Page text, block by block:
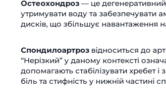
Остеохондроз — це
утримувати воду та забезпечувати
дисків, що збільшує навантаження
Спондилоартроз відноситься до
“Нерізкий” у даному контексті
допомагають стабілізувати хребет
біль та стифність у нижній частині